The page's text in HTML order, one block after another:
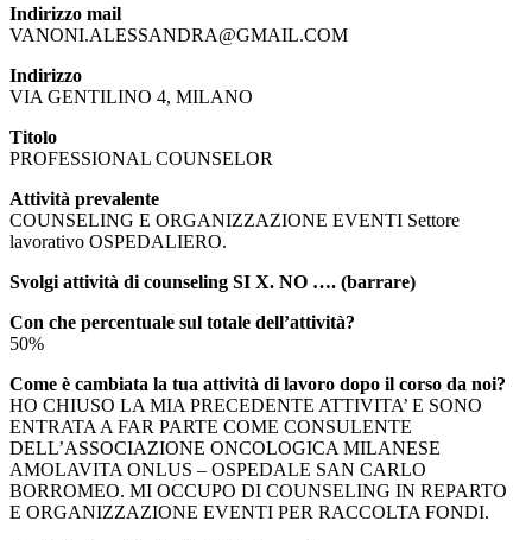
Indirizzo mail
VANONI.ALESSANDRA@GMAIL.COM
Indirizzo
VIA GENTILINO 4, MILANO
Titolo
PROFESSIONAL COUNSELOR
Attività prevalente
COUNSELING E ORGANIZZAZIONE EVENTI Settore
lavorativo OSPEDALIERO.
Svolgi attività di counseling SI X. NO …. (barrare)
Con che percentuale sul totale dell’attività?
50%
Come è cambiata la tua attività di lavoro dopo il corso da noi?
HO CHIUSO LA MIA PRECEDENTE ATTIVITA’ E SONO
ENTRATA A FAR PARTE COME CONSULENTE
DELL’ASSOCIAZIONE ONCOLOGICA MILANESE
AMOLAVITA ONLUS – OSPEDALE SAN CARLO
BORROMEO. MI OCCUPO DI COUNSELING IN REPARTO
E ORGANIZZAZIONE EVENTI PER RACCOLTA FONDI.